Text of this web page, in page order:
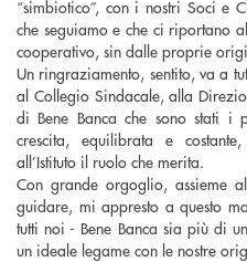
“simbiotico”, con i nostri Soci e
che seguiamo e che ci riportano
cooperativo, sin dalle proprie
Un ringraziamento, sentito, va a
al Collegio Sindacale, alla
di Bene Banca che sono stati i
crescita, equilibrata e
all’Istituto il ruolo che merita.
Con grande orgoglio, assieme
guidare, mi appresto a questo
tutti noi - Bene Banca sia più di
un ideale legame con le nostre